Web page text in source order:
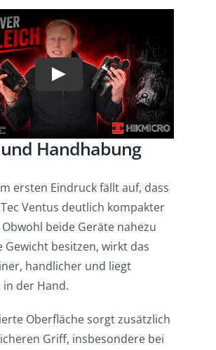
Handhabung
ersten Eindruck fällt auf, dass
Ventus deutlich kompakter
beide Geräte nahezu
Gewicht besitzen, wirkt das
handlicher und liegt
der Hand.
Oberfläche sorgt zusätzlich
Griff, insbesondere bei